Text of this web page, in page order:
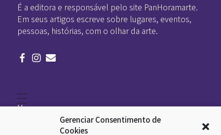
Gerenciar Consentimento de
Cookies
É a editora e responsável pelo site PanHoramarte.
Em seus artigos escreve sobre lugares, eventos,
pessoas, histórias, com o olhar da arte.
Home